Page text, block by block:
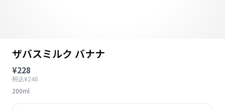
ザバスミルク バナナ
¥228
税込¥246
200ml